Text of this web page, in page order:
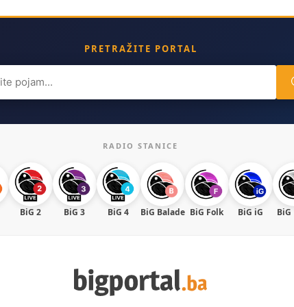
PRETRAŽITE PORTAL
RADIO STANICE
BiG 2 BiG 3 BiG 4 BiG Balade BiG Folk BiG iG BiG